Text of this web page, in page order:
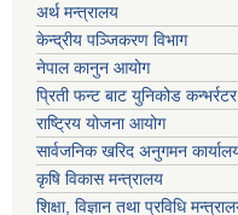
अर्थ मन्त्रालय
केन्द्रीय पञ्जिकरण विभाग
नेपाल कानुन आयोग
प्रिती फन्ट बाट युनिकोड कन्भर्रटर
राष्ट्रिय योजना आयोग
सार्वजनिक खरिद अनुगमन
कृषि विकास मन्त्रालय
शिक्षा, विज्ञान तथा प्रविधि